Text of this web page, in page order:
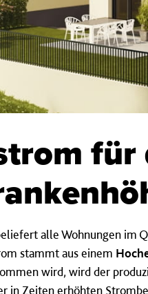
für
alle Wohnungen im
stammt aus einem
wird, wird der
in Zeiten erhöhten